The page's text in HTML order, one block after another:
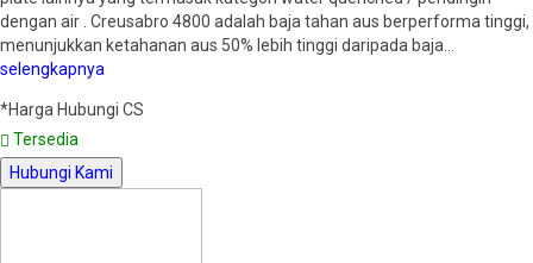
dengan air . Creusabro 4800 adalah baja tahan aus berperforma tinggi,
menunjukkan ketahanan aus 50% lebih tinggi daripada baja…
selengkapnya
*Harga Hubungi CS
Tersedia
Hubungi Kami